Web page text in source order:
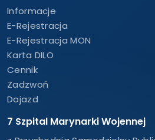
Informacje
E-Rejestracja
E-Rejestracja MON
Karta DILO
Cennik
Zadzwoń
Dojazd
7 Szpital Marynarki Wojennej